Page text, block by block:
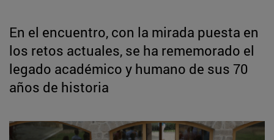
En el encuentro, con la mirada puesta en
los retos actuales, se ha rememorado el
legado académico y humano de sus 70
años de historia